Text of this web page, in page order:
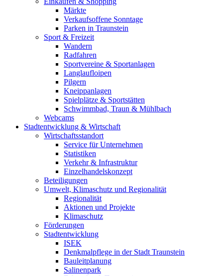
Märkte
Verkaufsoffene Sonntage
Parken in Traunstein
Sport & Freizeit
Wandern
Radfahren
Sportvereine & Sportanlagen
Langlaufloipen
Pilgern
Kneippanlagen
Spielplätze & Sportstätten
Schwimmbad, Traun & Mühlbach
Webcams
Stadtentwicklung & Wirtschaft
Wirtschaftsstandort
Service für Unternehmen
Statistiken
Verkehr & Infrastruktur
Einzelhandelskonzept
Beteiligungen
Umwelt, Klimaschutz und Regionalität
Regionalität
Aktionen und Projekte
Klimaschutz
Förderungen
Stadtentwicklung
ISEK
Denkmalpflege in der Stadt Traunstein
Bauleitplanung
Salinenpark